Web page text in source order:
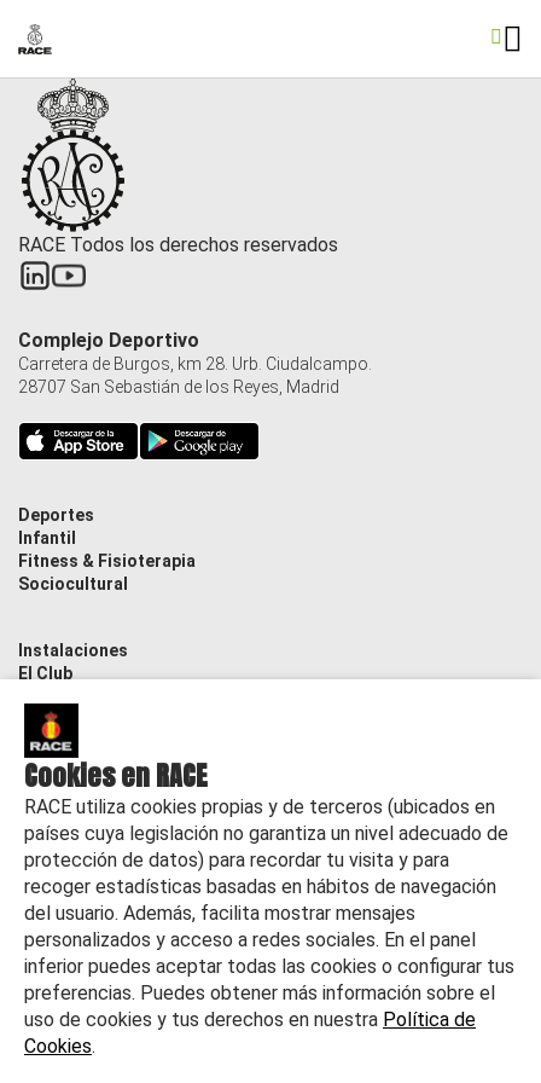
Cookies en RACE
RACE utiliza cookies propias y de terceros (ubicados en
países cuya legislación no garantiza un nivel adecuado de
protección de datos) para recordar tu visita y para
recoger estadísticas basadas en hábitos de navegación
del usuario. Además, facilita mostrar mensajes
personalizados y acceso a redes sociales. En el panel
inferior puedes aceptar todas las cookies o configurar tus
preferencias. Puedes obtener más información sobre el
uso de cookies y tus derechos en nuestra Política de
Cookies.
RACE Todos los derechos reservados
Deportes
Infantil
Fitness & Fisioterapia
Sociocultural
Instalaciones
El Club
Actualidad
Complejo Deportivo
Carretera de Burgos, km 28. Urb. Ciudalcampo.
28707 San Sebastián de los Reyes, Madrid
©2026 RACE Todos los derechos reservados